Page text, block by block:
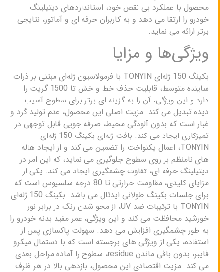
محصول با عملکرد بی نقص خود، استانداردهای دیتیلینگ
خودرو را ارتقا می دهد و به کاربران حرفه ای و آماتور، نتایجی
برتر ارائه می نماید.
ویژگی‌ها و مزایا
بکینگ 150 ژله‌ای TONYIN با فرمولاسیون ژله‌ای مبتنی بر ذرات
ساینده متوسط، قابلیت حذف خط و خش تا 1500 گریت را
دارد و این ویژگی، آن را به گزینه ای برتر برای سطوح آسیب
دیده تبدیل می کند. مزیت اصلی این محصول، عدم تولید گرد و
غبار است که بدون آلودگی محیط، صرفه جویی قابل توجهی در
تمیزکاری ایجاد می کند. بافت ژله‌ای بکینگ 150 ژله‌ای
TONYIN، اعمال یکنواخت را تضمین می کند و از ایجاد هاله
های نامنظم بر روی سطوح جلوگیری می نماید، که این امر در
دیتیلینگ حرفه ای، تفاوت چشمگیری ایجاد می کند. یکی از
مزایای کلیدی، مقاومت حرارتی تا 80 درجه سلسیوس است که
برای جلسات بکینگ طولانی ایدئال می باشد. بکینگ 150 ژله‌ای
TONYIN با ترکیبات ضد UV، از محو شدن رنگ در برابر نور
خورشید محافظت می کند و این ویژگی، عمر مفید بدنه خودرو را
به طور چشمگیری افزایش می دهد. سهولت پاکسازی پس از
استفاده، یکی از ویژگی های برجسته است که با دستمال میکرو
فایبر، بدون باقی ماندن residue، سطوح را آماده مراحل بعدی
می کند. مزیت اقتصادی این محصول، بازدهی بالا در هر ظرف